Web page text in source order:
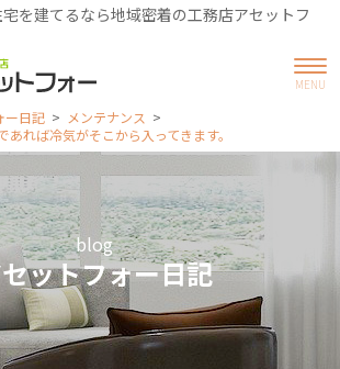
を建てるなら地域密着の工務店アセットフ
ー日記
メンテナンス
れば冷気がそこから入ってきます。
blog
ットフォー日記